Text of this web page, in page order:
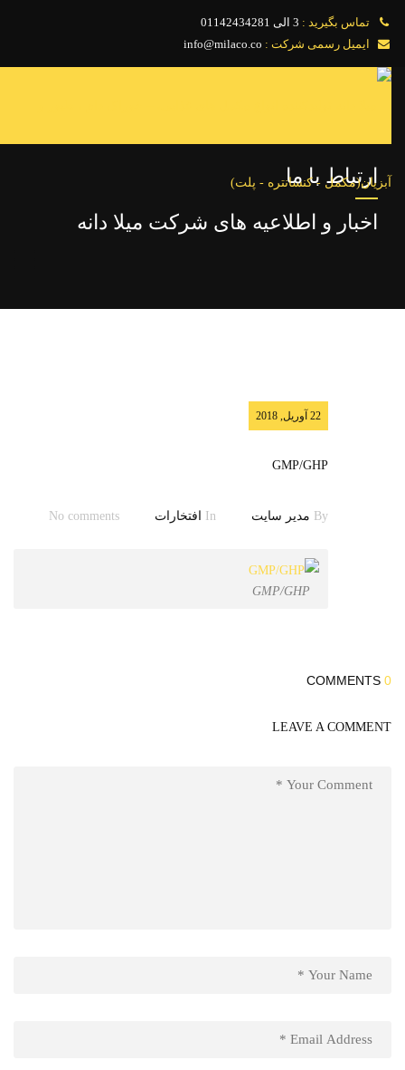
تماس بگیرید : 3 الی 01142434281
ایمیل رسمی شرکت : info@milaco.co
محصولات
مشاوره
درباره ما
تماس با ما
ارتباط با ما
اخبار و اطلاعیه های شرکت میلا دانه
22 آوریل, 2018
GMP/GHP
By مدیر سایت In افتخارات No comments
GMP/GHP
0
LEAVE A COMMENT